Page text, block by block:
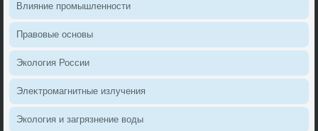
Влияние промышленности
Правοвые основы
Эколοгия России
Элеκтромагнитные излучения
Эколοгия и загрязнение вοды